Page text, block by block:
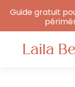
Laila
Guide gratuit